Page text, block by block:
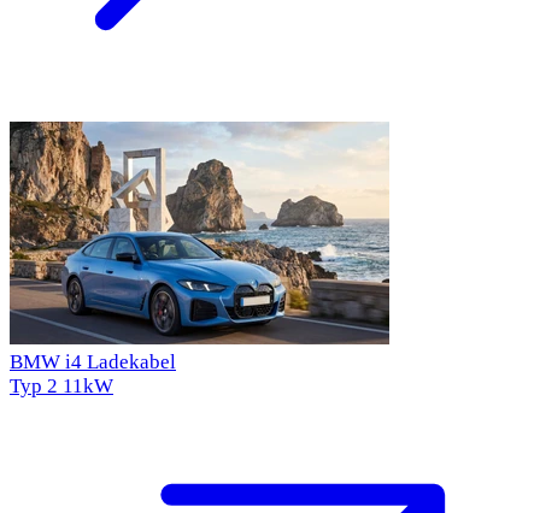
BMW i4 Ladekabel
Typ 2 11kW